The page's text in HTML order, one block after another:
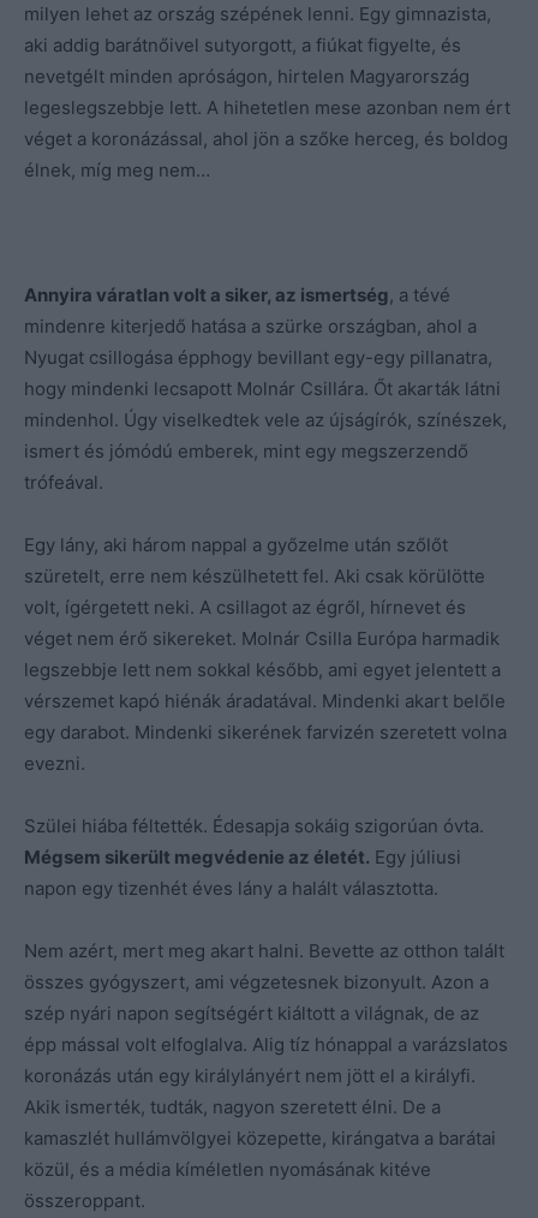
milyen lehet az ország szépének lenni. Egy gimnazista,
aki addig barátnőivel sutyorgott, a fiúkat figyelte, és
nevetgélt minden apróságon, hirtelen Magyarország
legeslegszebbje lett. A hihetetlen mese azonban nem ért
véget a koronázással, ahol jön a szőke herceg, és boldog
élnek, míg meg nem…
Annyira váratlan volt a siker, az ismertség, a tévé
mindenre kiterjedő hatása a szürke országban, ahol a
Nyugat csillogása épphogy bevillant egy-egy pillanatra,
hogy mindenki lecsapott Molnár Csillára. Őt akarták látni
mindenhol. Úgy viselkedtek vele az újságírók, színészek,
ismert és jómódú emberek, mint egy megszerzendő
trófeával.
Egy lány, aki három nappal a győzelme után szőlőt
szüretelt, erre nem készülhetett fel. Aki csak körülötte
volt, ígérgetett neki. A csillagot az égről, hírnevet és
véget nem érő sikereket. Molnár Csilla Európa harmadik
legszebbje lett nem sokkal később, ami egyet jelentett a
vérszemet kapó hiénák áradatával. Mindenki akart belőle
egy darabot. Mindenki sikerének farvizén szeretett volna
evezni.
Szülei hiába féltették. Édesapja sokáig szigorúan óvta.
Mégsem sikerült megvédenie az életét. Egy júliusi
napon egy tizenhét éves lány a halált választotta.
Nem azért, mert meg akart halni. Bevette az otthon talált
összes gyógyszert, ami végzetesnek bizonyult. Azon a
szép nyári napon segítségért kiáltott a világnak, de az
épp mással volt elfoglalva. Alig tíz hónappal a varázslatos
koronázás után egy királylányért nem jött el a királyfi.
Akik ismerték, tudták, nagyon szeretett élni. De a
kamaszlét hullámvölgyei közepette, kirángatva a barátai
közül, és a média kíméletlen nyomásának kitéve
összeroppant.